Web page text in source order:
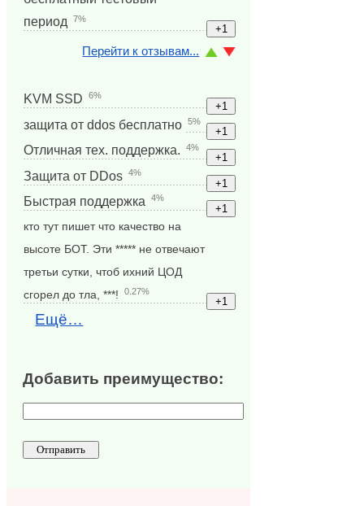
период
7%
Перейти к отзывам...
KVM SSD 6%
защита от ddos бесплатно 5%
Отличная тех. поддержка. 4%
Защита от DDos 4%
Быстрая поддержка 4%
кто тут пишет что качество на
высоте БОТ. Эти ***** не отвечают
третьи сутки, чтоб ихний ЦОД
сгорел до тла, ***!
0.27%
Ещё…
Добавить преимущество: